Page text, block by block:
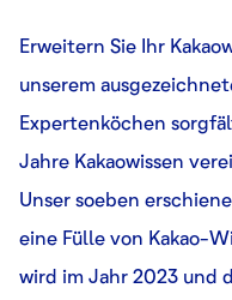
Erweitern Sie Ihr
unserem
Expertenköchen
Jahre Kakaowissen
Unser soeben
eine Fülle von Kakao-
wird im Jahr 2023 und